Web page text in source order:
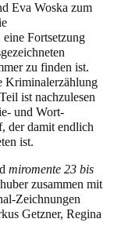
Eva Woska zum
Fortsetzung
zu finden ist.
Kriminalerzählung
ist nachzulesen
und Wort-
der damit endlich
ist.
miromente 23 bis
zusammen mit
Zeichnungen
Getzner, Regina